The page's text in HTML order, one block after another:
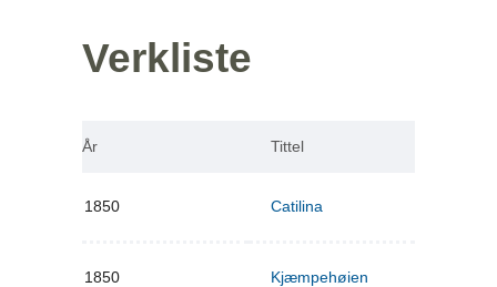
Verkliste
År Tittel
1850 Catilina
1850 Kjæmpehøien